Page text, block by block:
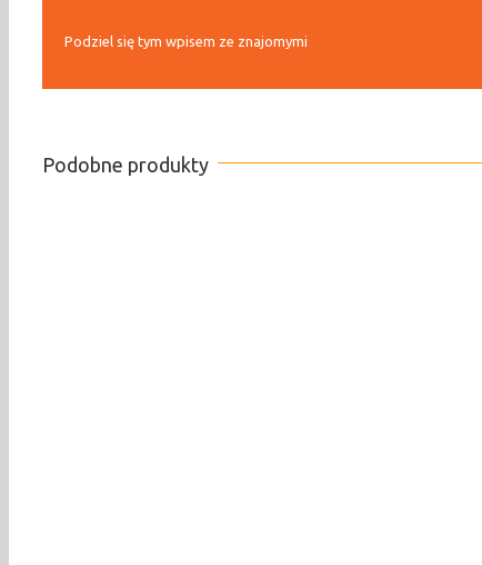
Podziel się tym wpisem ze znajomymi
Podobne produkty